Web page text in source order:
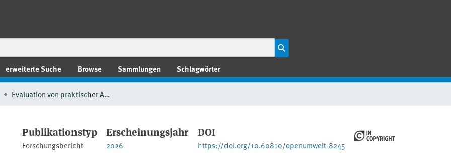
erweiterte Suche Browse Sammlungen Schlagwörter
Evaluation von praktischer Anwendung und Wirksamkeit der öffentlich-rechtlichen Haftung für Umweltschäden sowie Vorschläge für die Weiterentwicklung des Rechtsrahmens nebst fachrechtlicher Bezüge auf nationaler und europäischer Ebene
Publikationstyp
Forschungsbericht
Erscheinungsjahr
2026
DOI
https://doi.org/10.60810/openumwelt-8245